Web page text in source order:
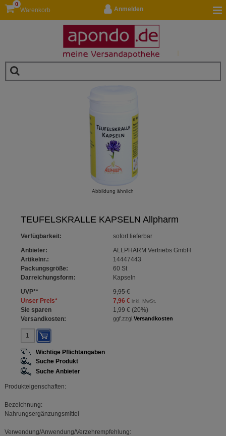
Anmelden
Warenkorb
0
TEUFELSKRALLE KAPSELN Allpharm
Verfügbarkeit:
sofort lieferbar
Anbieter:
ALLPHARM Vertriebs GmbH
Artikelnr.:
14447443
Packungsgröße:
60 St
Darreichungsform:
Kapseln
UVP**
9,95 €
Unser Preis* 7,96 €inkl. MwSt.
Sie sparen 1,99 € (20%)
Versandkosten:
ggf.zzgl. Versandkosten
Abbildung ähnlich
Wichtige Pflichtangaben
Suche Produkt
Suche Anbieter
Produkteigenschaften:
Bezeichnung:
Nahrungsergänzungsmittel
Verwendung/Anwendung/Verzehrempfehlung: